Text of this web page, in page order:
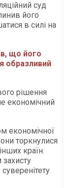
суд
його
в силі на
що його
образливий
рішення
економічний
економічної
торкнулися
країн.